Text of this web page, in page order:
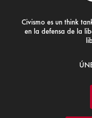
Civismo es un think
en la defensa de la